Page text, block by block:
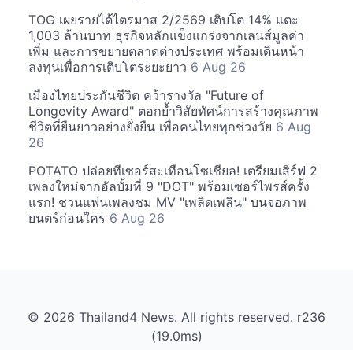
TOG เผยรายได้ไตรมาส 2/2569 เติบโต 14% แตะ
1,003 ล้านบาท ธุรกิจหลักแข็งแกร่งจากเลนส์มูลค่า
เพิ่ม และการขยายตลาดต่างประเทศ พร้อมเดินหน้า
ลงทุนเพื่อการเติบโตระยะยาว 6 Aug 26
เมืองไทยประกันชีวิต คว้ารางวัล "Future of
Longevity Award" ตอกย้ำวิสัยทัศน์การสร้างคุณภาพ
ชีวิตที่ยืนยาวอย่างยั่งยืน เพื่อคนไทยทุกช่วงวัย 6 Aug
26
POTATO ปล่อยทีเซอร์สะเทือนโซเชียล! เตรียมเสิร์ฟ 2
เพลงใหม่จากอัลบั้มที่ 9 "DOT" พร้อมเซอร์ไพรส์ครั้ง
แรก! ชวนแฟนเพลงชม MV "เพลิดเพลิน" บนจอภาพ
ยนตร์ก่อนใคร 6 Aug 26
© 2026 Thailand4 News. All rights reserved. r236
(19.0ms)